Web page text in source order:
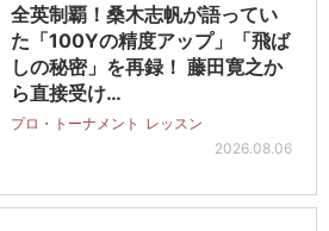
全英制覇！桑木志帆が語ってい
た「100Yの精度アップ」「飛ば
しの秘密」を再録！ 藤田寛之か
ら直接受け…
プロ・トーナメント レッスン
2026.08.06